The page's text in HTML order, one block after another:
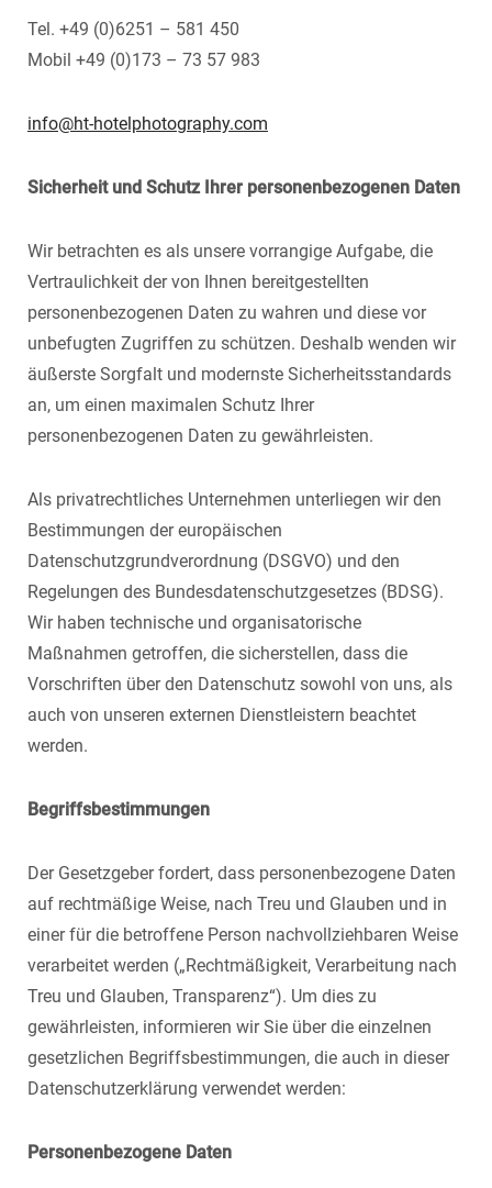
Tel. +49 (0)6251 – 581 450
Mobil +49 (0)173 – 73 57 983
info@ht-hotelphotography.com
Sicherheit und Schutz Ihrer personenbezogenen Daten
Wir betrachten es als unsere vorrangige Aufgabe, die
Vertraulichkeit der von Ihnen bereitgestellten
personenbezogenen Daten zu wahren und diese vor
unbefugten Zugriffen zu schützen. Deshalb wenden wir
äußerste Sorgfalt und modernste Sicherheitsstandards
an, um einen maximalen Schutz Ihrer
personenbezogenen Daten zu gewährleisten.
Als privatrechtliches Unternehmen unterliegen wir den
Bestimmungen der europäischen
Datenschutzgrundverordnung (DSGVO) und den
Regelungen des Bundesdatenschutzgesetzes (BDSG).
Wir haben technische und organisatorische
Maßnahmen getroffen, die sicherstellen, dass die
Vorschriften über den Datenschutz sowohl von uns, als
auch von unseren externen Dienstleistern beachtet
werden.
Begriffsbestimmungen
Der Gesetzgeber fordert, dass personenbezogene Daten
auf rechtmäßige Weise, nach Treu und Glauben und in
einer für die betroffene Person nachvollziehbaren Weise
verarbeitet werden („Rechtmäßigkeit, Verarbeitung nach
Treu und Glauben, Transparenz“). Um dies zu
gewährleisten, informieren wir Sie über die einzelnen
gesetzlichen Begriffsbestimmungen, die auch in dieser
Datenschutzerklärung verwendet werden:
Personenbezogene Daten